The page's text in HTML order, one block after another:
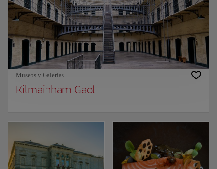
Museos y Galerías
Kilmainham Gaol